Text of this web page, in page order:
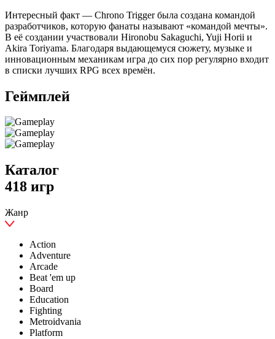
Интересный факт — Chrono Triggerбыла создана командой
разработчиков, которую фанаты называют «командой мечты».
В её создании участвовали Hironobu Sakaguchi, Yuji Horii и
Akira Toriyama. Благодаря выдающемуся сюжету, музыке и
инновационным механикам игра до сих пор регулярно входит
в списки лучших RPG всех времён.
Геймплей
Каталог
418 игр
Жанр
Action
Adventure
Arcade
Beat 'em up
Board
Education
Fighting
Metroidvania
Platform